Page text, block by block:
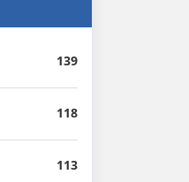
139
118
113